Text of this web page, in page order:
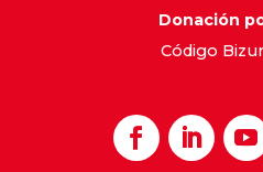
Donación
Código